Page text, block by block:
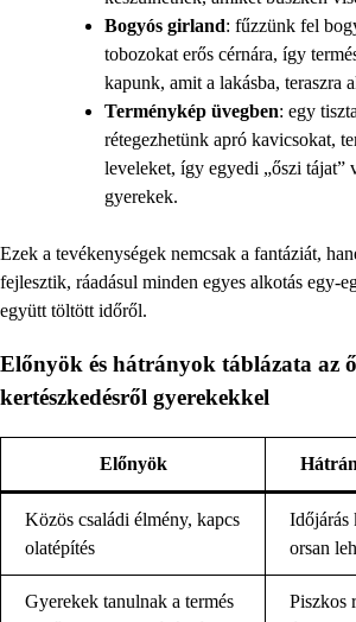
Bogyós girland: fűzzünk fel
tobozokat erős cérnára, így
kapunk, amit a lakásba, teraszra
Terménykép üvegben: egy
rétegezhetünk apró kavicsokat,
leveleket, így egyedi „őszi tájat”
gyerekek.
Ezek a tevékenységek nemcsak a fantáziát,
fejlesztik, ráadásul minden egyes alkotás egy-
együtt töltött időről.
Előnyök és hátrányok táblázata az
kertészkedésről gyerekekkel
Előnyök
Közös családi élmény, kapcs
olatépítés
Időjárás
orsan
Gyerekek tanulnak a termés
Piszkos